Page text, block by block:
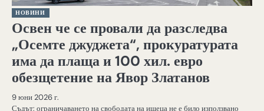
НОВИНИ
Освен че се провали да разследва
„Осемте джуджета“, прокуратурата
има да плаща и 100 хил. евро
обезщетение на Явор Златанов
9 юни 2026 г.
Съдът: ограничаването на свободата на ищеца не е било използвано